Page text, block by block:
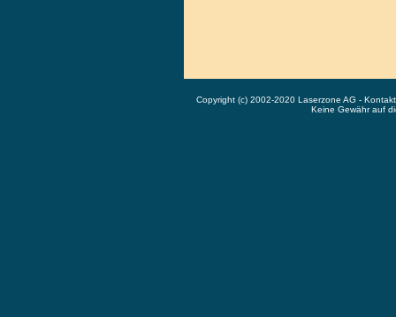
Copyright (c) 2002-2020 Laserzone AG -
Keine Gewähr auf